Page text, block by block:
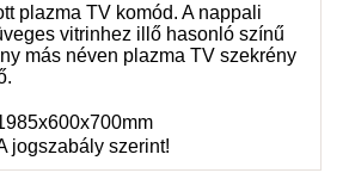
plazma TV komód. A nappali
vitrinhez illő hasonló színű
más néven plazma TV szekrény
jogszabály szerint!